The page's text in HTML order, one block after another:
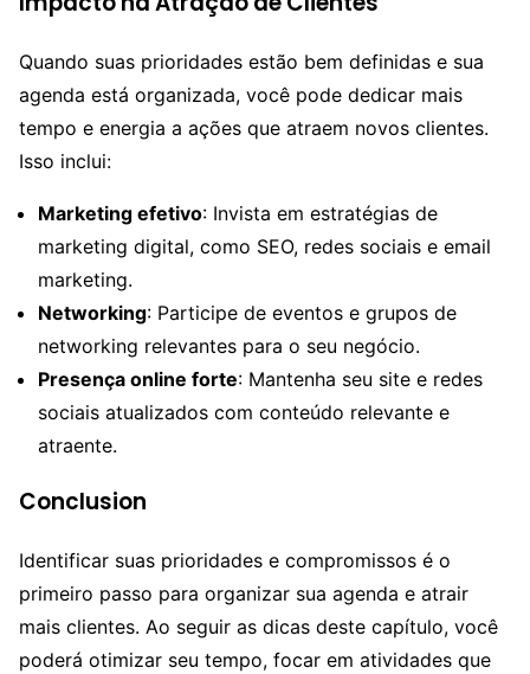
Quando suas prioridades estão bem definidas e sua
agenda está organizada, você pode dedicar mais
tempo e energia a ações que atraem novos clientes.
Isso inclui:
Marketing efetivo: Invista em estratégias de
marketing digital, como SEO, redes sociais e email
marketing.
Networking: Participe de eventos e grupos de
networking relevantes para o seu negócio.
Presença online forte: Mantenha seu site e redes
sociais atualizados com conteúdo relevante e
atraente.
Conclusion
Identificar suas prioridades e compromissos é o
primeiro passo para organizar sua agenda e atrair
mais clientes. Ao seguir as dicas deste capítulo, você
poderá otimizar seu tempo, focar em atividades que